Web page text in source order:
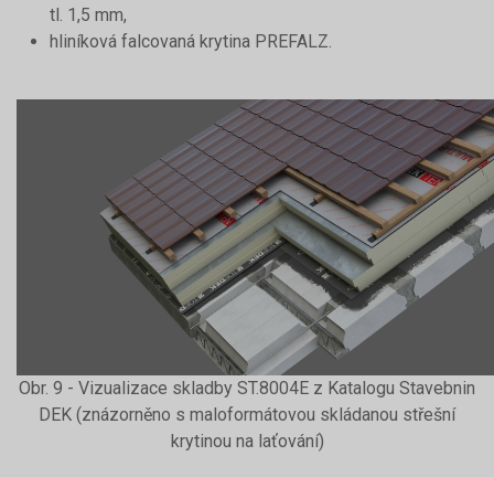
tl. 1,5 mm,
hliníková falcovaná krytina PREFALZ.
Obr. 9 - Vizualizace skladby ST.8004E z Katalogu Stavebnin
DEK (znázorněno s maloformátovou skládanou střešní
krytinou na laťování)